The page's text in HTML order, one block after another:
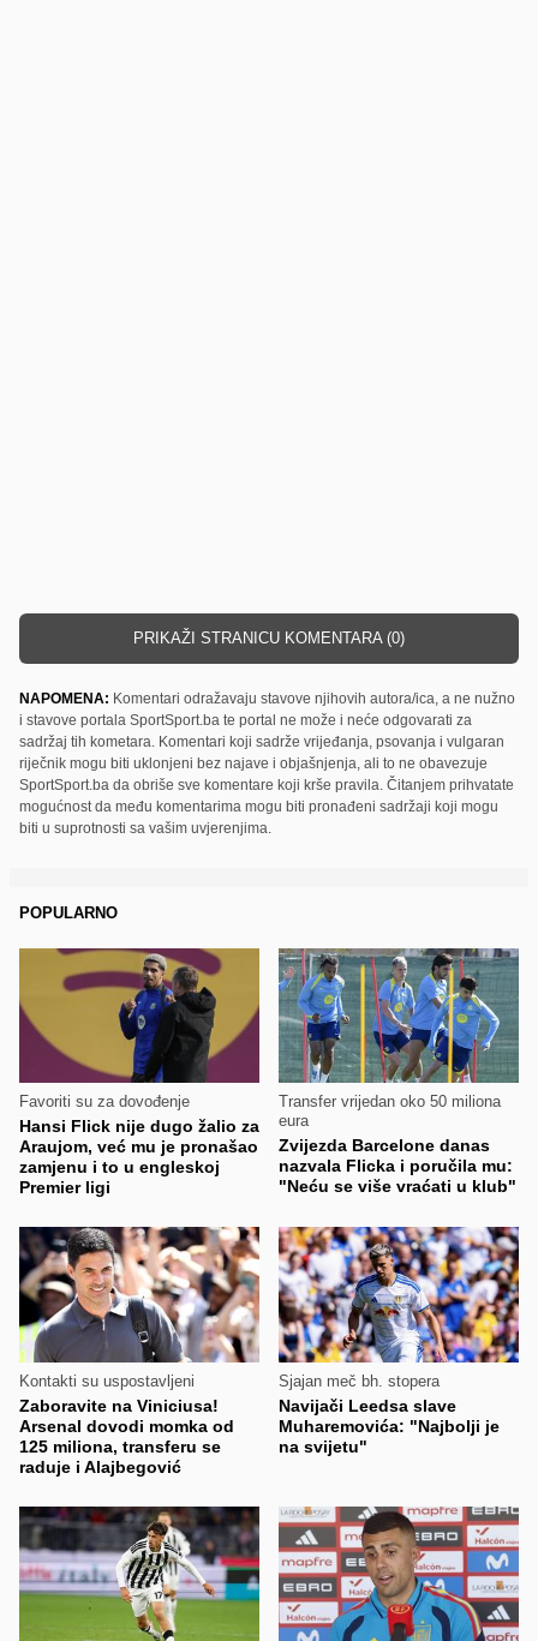
PRIKAŽI STRANICU KOMENTARA (0)
NAPOMENA: Komentari odražavaju stavove njihovih autora/ica, a ne nužno
i stavove portala SportSport.ba te portal ne može i neće odgovarati za
sadržaj tih kometara. Komentari koji sadrže vrijeđanja, psovanja i vulgaran
riječnik mogu biti uklonjeni bez najave i objašnjenja, ali to ne obavezuje
SportSport.ba da obriše sve komentare koji krše pravila. Čitanjem prihvatate
mogućnost da među komentarima mogu biti pronađeni sadržaji koji mogu
biti u suprotnosti sa vašim uvjerenjima.
POPULARNO
Favoriti su za dovođenje
Hansi Flick nije dugo žalio za
Araujom, već mu je pronašao
zamjenu i to u engleskoj
Premier ligi
Transfer vrijedan oko 50 miliona
eura
Zvijezda Barcelone danas
nazvala Flicka i poručila mu:
"Neću se više vraćati u klub"
Kontakti su uspostavljeni
Zaboravite na Viniciusa!
Arsenal dovodi momka od
125 miliona, transferu se
raduje i Alajbegović
Sjajan meč bh. stopera
Navijači Leedsa slave
Muharemovića: "Najbolji je
na svijetu"